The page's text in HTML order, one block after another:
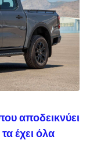
© enkinisi.gr
αποδεικνύει
έχει όλα